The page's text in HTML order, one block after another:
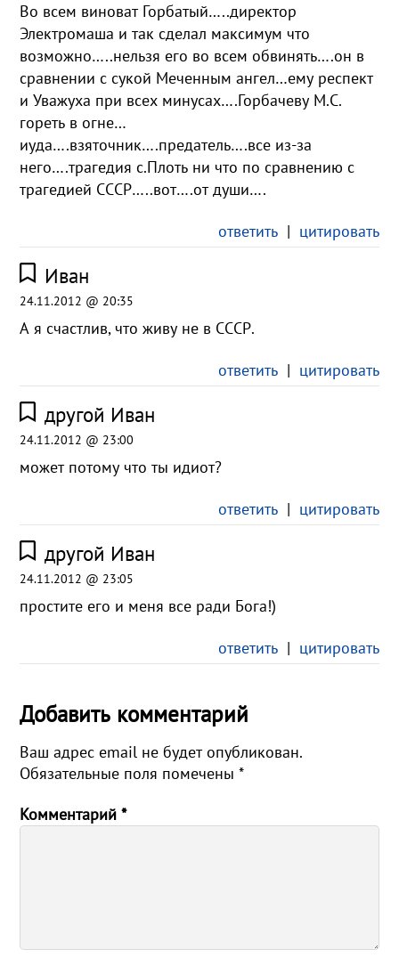
Во всем виноват Горбатый…..директор
Электромаша и так сделал максимум что
возможно…..нельзя его во всем обвинять….он в
сравнении с сукой Меченным ангел…ему респект
и Уважуха при всех минусах….Горбачеву М.С.
гореть в огне…
иуда….взяточник….предатель….все из-за
него….трагедия с.Плоть ни что по сравнению с
трагедией СССР…..вот….от души….
ответить| цитировать
Иван
24.11.2012 @ 20:35
А я счастлив, что живу не в СССР.
ответить| цитировать
другой Иван
24.11.2012 @ 23:00
может потому что ты идиот?
ответить| цитировать
другой Иван
24.11.2012 @ 23:05
простите его и меня все ради Бога!)
ответить| цитировать
Добавить комментарий
Ваш адрес email не будет опубликован.
Обязательные поля помечены*
Комментарий*